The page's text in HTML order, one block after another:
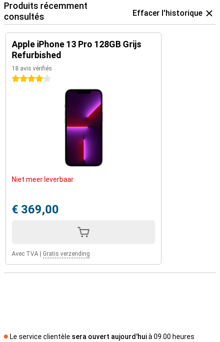
Produits récemment
consultés
Effacer l'historique
Apple iPhone 13 Pro 128GB Grijs
Refurbished
18 avis vérifiés
4 étoiles
Niet meer leverbaar
€ 369,00
Avec TVA Gratis verzending
Le service clientèle sera ouvert aujourd'huià 09.00 heures